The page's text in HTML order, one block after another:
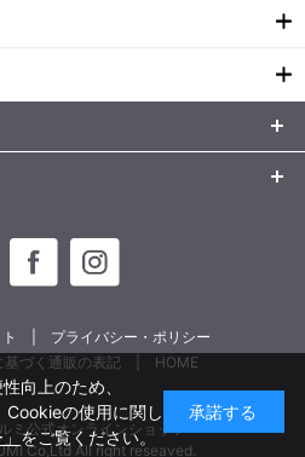
プライバシー・ポリシー
づく通販の表記
HOME
ミ公式オンラインショップ
Co,Ltd All right reseaved.
向上のため、
の使用に関し
」をご覧ください。
承諾する